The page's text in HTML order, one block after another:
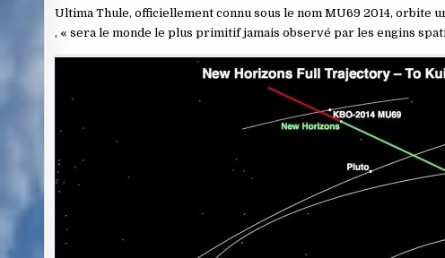
Ultima Thule, officiellement connu sous le nom MU69 2014, orbite
, « sera le monde le plus primitif jamais observé par les engins